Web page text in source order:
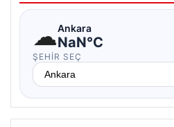
☁Ankara
NaN°C
ŞEHIR SEÇ